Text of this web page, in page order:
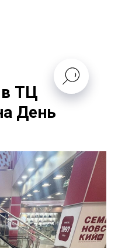
ТЦ
День